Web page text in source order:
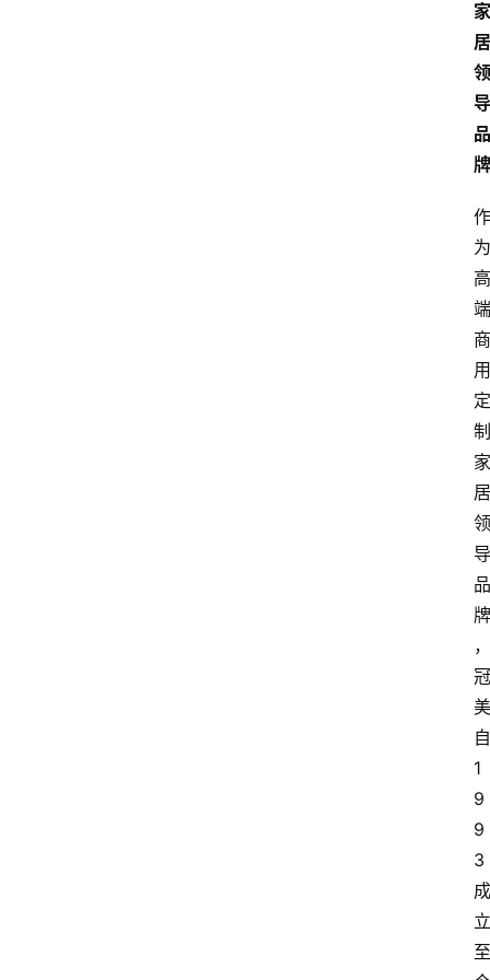
家
居
领
导
品
牌
作
为
高
端
商
用
定
制
家
居
领
导
品
牌
，
冠
美
自
1
9
9
3
成
立
至